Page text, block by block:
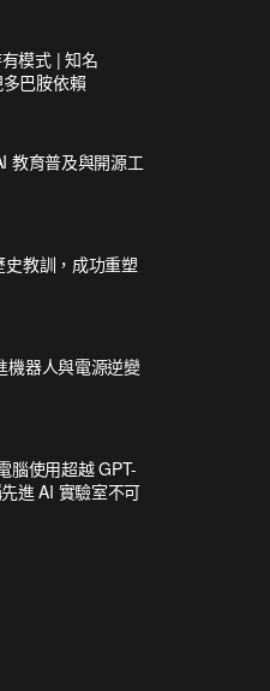
模式 | 知名
巴胺依賴
教育普及與開源工
教訓，成功重塑
機器人與電源逆變
腦使用超越 GPT-
進 AI 實驗室不可